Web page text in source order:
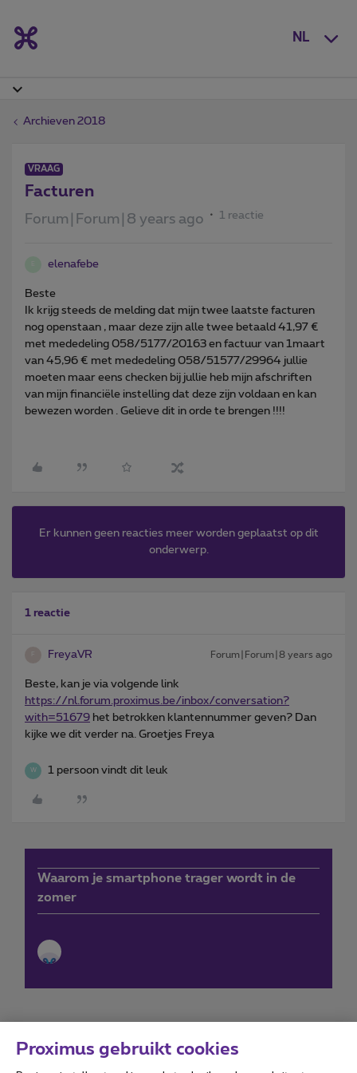
NL
Archieven 2018
VRAAG
Facturen
Forum|Forum|8 years ago 1 reactie
elenafebe
Beste
Ik krijg steeds de melding dat mijn twee laatste facturen
nog openstaan , maar deze zijn alle twee betaald 41,97 €
met mededeling 058/5177/20163 en factuur van 1maart
van 45,96 € met mededeling 058/51577/29964 jullie
moeten maar eens checken bij jullie heb mijn afschriften
van mijn financiële instelling dat deze zijn voldaan en kan
bewezen worden . Gelieve dit in orde te brengen !!!!
Er kunnen geen reacties meer worden geplaatst op dit
onderwerp.
1 reactie
FreyaVR Forum|Forum|8 years ago
Beste, kan je via volgende link
https://nl. forum.proximus.be/inbox/conversation?
with=51679 het betrokken klantennummer geven? Dan
kijke we dit verder na. Groetjes Freya
W 1 persoon vindt dit leuk
Waarom je smartphone trager wordt in de
zomer
Proximus gebruikt cookies